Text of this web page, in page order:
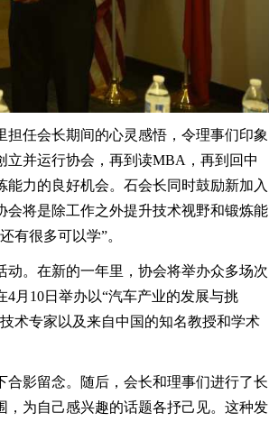
任会长期间的心灵感悟，令理事们印象
并运行协会，再到读MBA，再到回中
力的良好机会。石会长同时鼓励新加入
将是除工作之外提升技术视野和锻炼能
有很多可以学”。
。在新的一年里，协会将举办众多场次
月10日举办以“汽车产业的发展与挑
术专家以及来自中国的知名教授和学术
影留念。随后，会长和理事们进行了长
为自己感兴趣的话题各抒己见。这种发